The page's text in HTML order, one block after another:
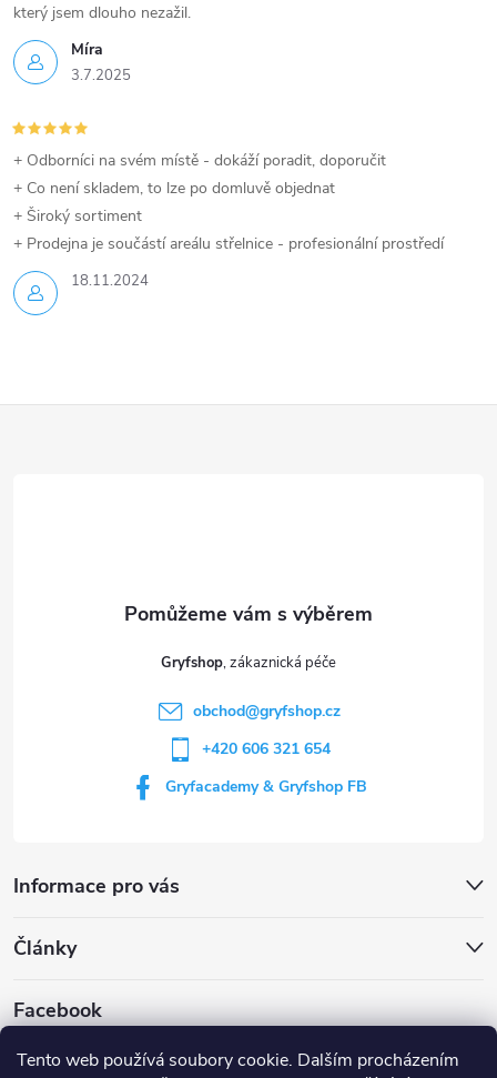
Tento web používá soubory cookie. Dalším procházením
Míra
3.7.2025
který jsem dlouho nezažil.
18.11.2024
+ Odborníci na svém místě - dokáží poradit, doporučit
+ Co není skladem, to lze po domluvě objednat
+ Široký sortiment
+ Prodejna je součástí areálu střelnice - profesionální prostředí
Informace pro vás
Gryfshop
obchod@gryfshop.cz
+420 606 321 654
Gryfacademy & Gryfshop FB
Články
Facebook